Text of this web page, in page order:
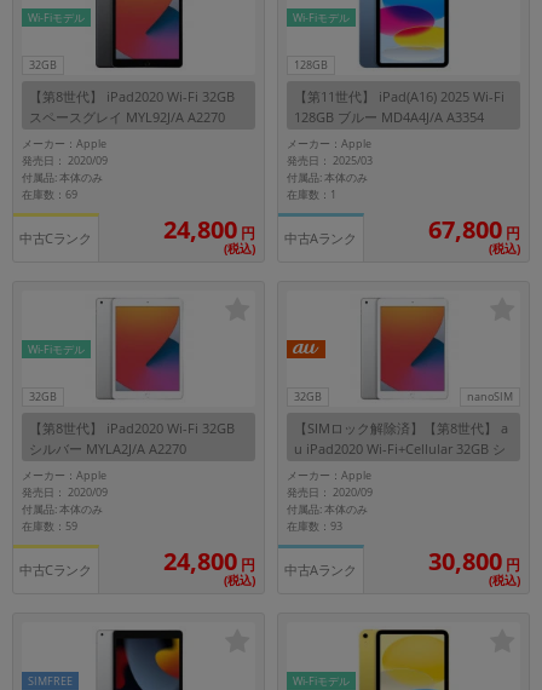
32GB
Wi-Fiモデル
【第8世代】 iPad2020 Wi-Fi 32GB
スペースグレイ MYL92J/A A2270
メーカー：Apple
発売日： 2020/09
付属品: 本体のみ
在庫数：69
中古Cランク 24,800 円
(税込)
128GB
Wi-Fiモデル
【第11世代】 iPad(A16) 2025 Wi-Fi
128GB ブルー MD4A4J/A A3354
メーカー：Apple
発売日： 2025/03
付属品: 本体のみ
在庫数：1
中古Aランク 67,800 円
(税込)
32GB
Wi-Fiモデル
【第8世代】 iPad2020 Wi-Fi 32GB
シルバー MYLA2J/A A2270
メーカー：Apple
発売日： 2020/09
付属品: 本体のみ
在庫数：59
中古Cランク 24,800 円
(税込)
32GB nanoSIM
【SIMロック解除済】【第8世代】 a
u iPad2020 Wi-Fi+Cellular 32GB シ
ルバー MYMJ2J/A A2429
メーカー：Apple
発売日： 2020/09
付属品: 本体のみ
在庫数：93
中古Aランク 30,800 円
(税込)
SIMFREE Wi-Fiモデル
CPUの絞り込み
OS
OSの絞り込み
メモリ
容量
モニタサイズ
価格
発売日
月 まで